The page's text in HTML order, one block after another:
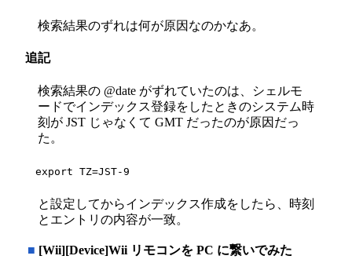
検索結果のずれは何が原因なのかなあ。
追記
検索結果の @date がずれていたのは、シェルモ
ードでインデックス登録をしたときのシステム時
刻が JST じゃなくて GMT だったのが原因だっ
た。
export TZ=JST-9
と設定してからインデックス作成をしたら、時刻
とエントリの内容が一致。
■ [Wii][Device]Wii リモコンを PC に繋いでみた